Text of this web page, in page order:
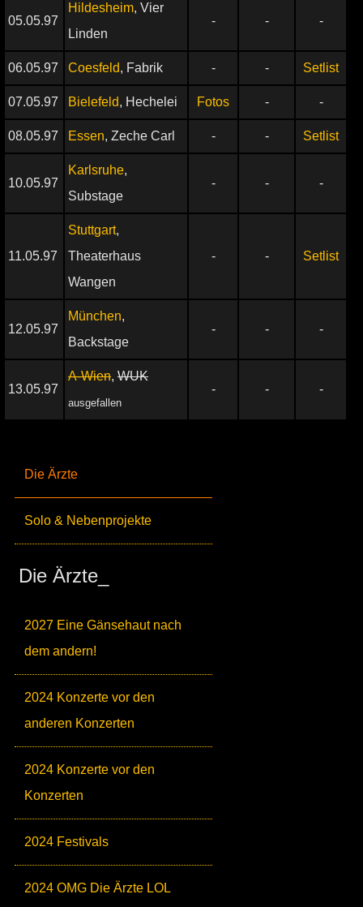
Die Ärzte
Solo & Nebenprojekte
Die Ärzte_
2027 Eine Gänsehaut nach
dem andern!
2024 Konzerte vor den
anderen Konzerten
2024 Konzerte vor den
Konzerten
2024 Festivals
2024 OMG Die Ärzte LOL
05.05.97
Hildesheim, Vier
Linden
- - -
06.05.97 Coesfeld, Fabrik - - Setlist
07.05.97 Bielefeld, Hechelei Fotos - -
08.05.97 Essen, Zeche Carl - - Setlist
10.05.97
Karlsruhe,
Substage
- - -
11.05.97
Stuttgart,
Theaterhaus
Wangen
- - Setlist
12.05.97
München,
Backstage
- - -
13.05.97
A-Wien, WUK
ausgefallen
- - -